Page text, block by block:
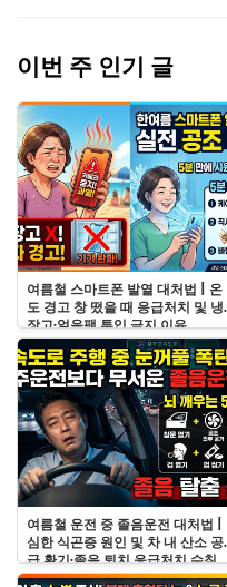
이번 주 인기 글
여름철 스마트폰 발열 대처법 | 온
도 경고 창 떴을 때 응급처치 및 냉
장고·얼음팩 투입 금지 이유
여름철 운전 중 졸음운전 대처법 |
심한 식곤증 원인 및 차 내 산소 공
급 환기·졸음 퇴치 응급처치 수칙